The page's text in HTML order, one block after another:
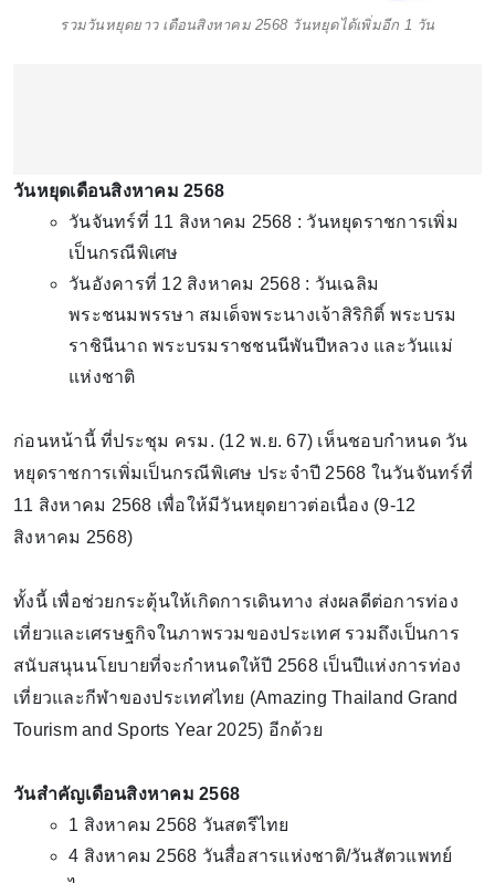
รวมวันหยุดยาว เดือนสิงหาคม 2568 วันหยุดได้เพิ่มอีก 1 วัน
วันหยุดเดือนสิงหาคม 2568
วันจันทร์ที่ 11 สิงหาคม 2568 : วันหยุดราชการเพิ่ม
เป็นกรณีพิเศษ
วันอังคารที่ 12 สิงหาคม 2568 : วันเฉลิม
พระชนมพรรษา สมเด็จพระนางเจ้าสิริกิติ์ พระบรม
ราชินีนาถ พระบรมราชชนนีพันปีหลวง และวันแม่
แห่งชาติ
ก่อนหน้านี้ ที่ประชุม ครม. (12 พ.ย. 67) เห็นชอบกำหนด วัน
หยุดราชการเพิ่มเป็นกรณีพิเศษ ประจำปี 2568 ในวันจันทร์ที่
11 สิงหาคม 2568 เพื่อให้มีวันหยุดยาวต่อเนื่อง (9-12
สิงหาคม 2568)
ทั้งนี้ เพื่อช่วยกระตุ้นให้เกิดการเดินทาง ส่งผลดีต่อการท่อง
เที่ยวและเศรษฐกิจในภาพรวมของประเทศ รวมถึงเป็นการ
สนับสนุนนโยบายที่จะกำหนดให้ปี 2568 เป็นปีแห่งการท่อง
เที่ยวและกีฬาของประเทศไทย (Amazing Thailand Grand
Tourism and Sports Year 2025) อีกด้วย
วันสำคัญเดือนสิงหาคม 2568
1 สิงหาคม 2568 วันสตรีไทย
4 สิงหาคม 2568 วันสื่อสารแห่งชาติ/วันสัตวแพทย์